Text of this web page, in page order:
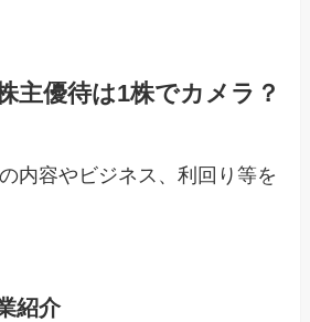
主優待は1株でカメラ？
内容やビジネス、利回り等を
紹介